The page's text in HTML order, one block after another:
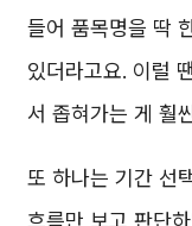
들어 품목명을 딱
있더라고요. 이럴
서 좁혀가는 게 훨
또 하나는 기간 선
흐름만 보고 판단